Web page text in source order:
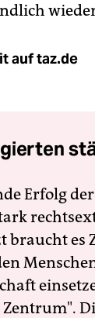
auf taz.de
Erfolg
braucht